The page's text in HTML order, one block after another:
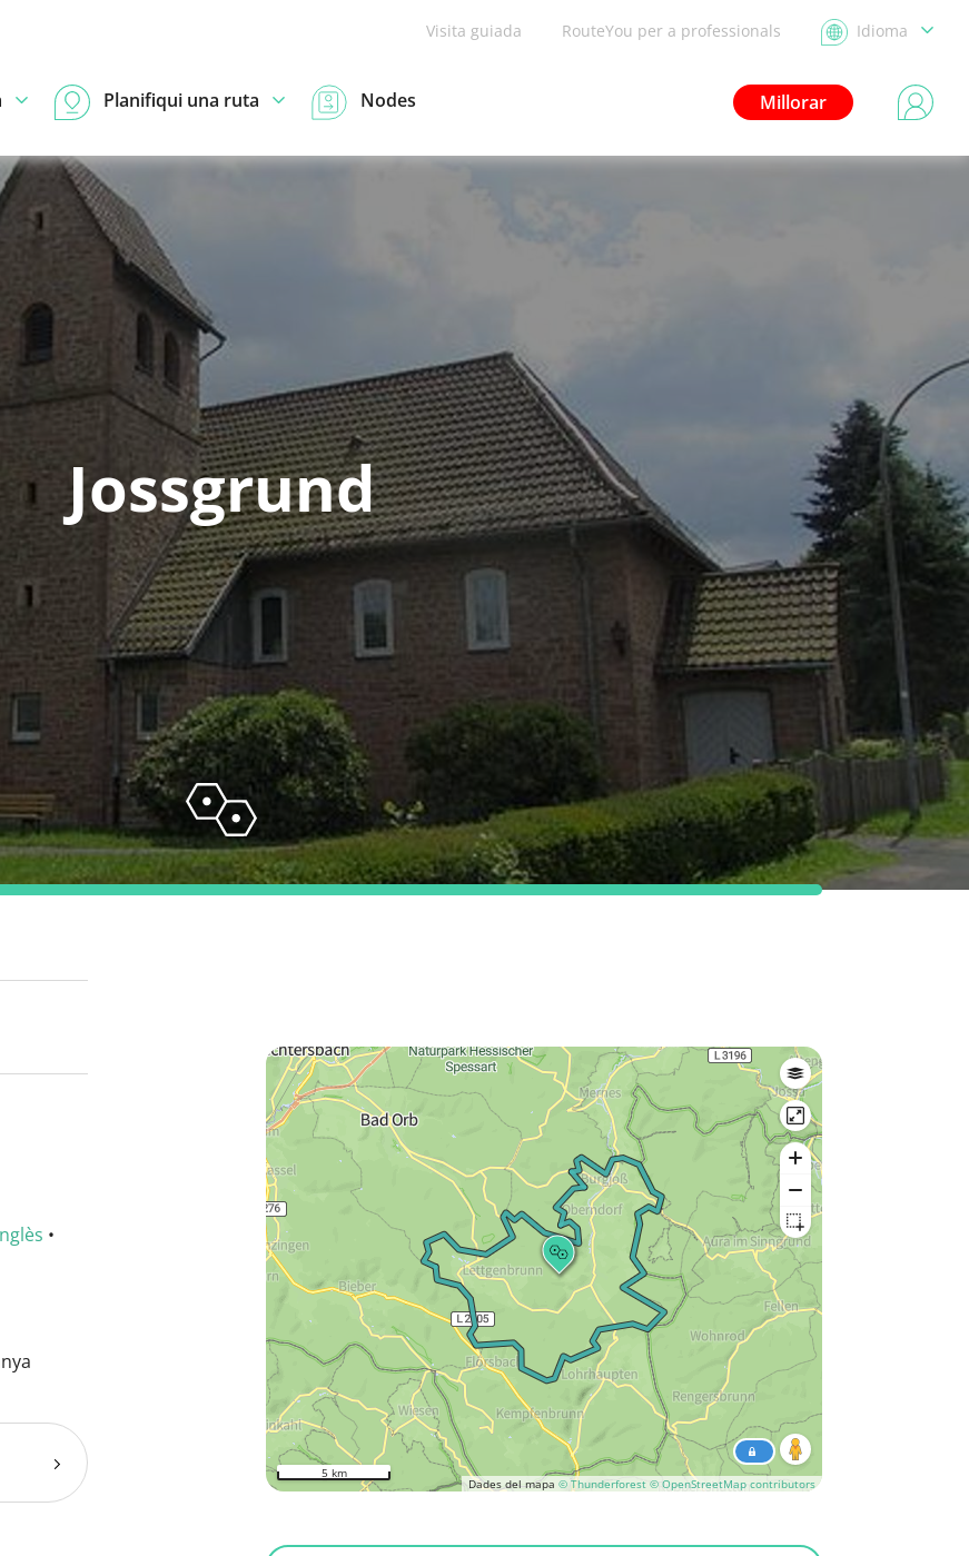
Visita guiada RouteYou per a professionals Idioma
Millorar
Planifiqui una ruta Nodes
Jossgrund
•
Dades del mapa © Thunderforest © OpenStreetMap contributors
5 km